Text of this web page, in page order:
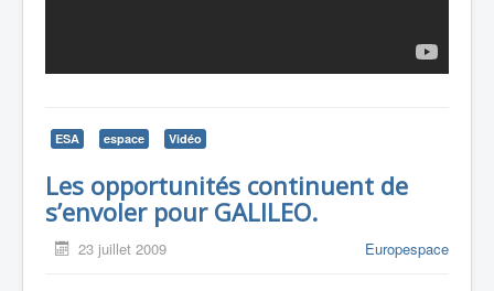
ESA espace Vidéo
Les opportunités continuent de
s’envoler pour GALILEO.
23 juillet 2009 Europespace